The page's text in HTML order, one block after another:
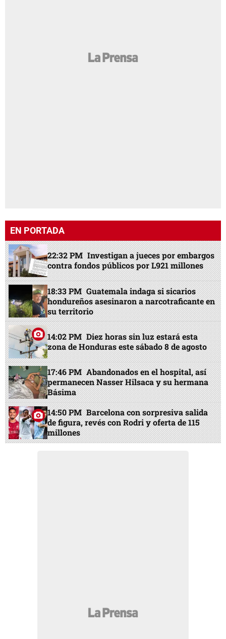
EN PORTADA
22:32 PM Investigan a jueces por embargos
contra fondos públicos por L921 millones
18:33 PM Guatemala indaga si sicarios
hondureños asesinaron a narcotraficante en
su territorio
14:02 PM Diez horas sin luz estará esta
zona de Honduras este sábado 8 de agosto
17:46 PM Abandonados en el hospital, así
permanecen Nasser Hilsaca y su hermana
Básima
14:50 PM Barcelona con sorpresiva salida
de figura, revés con Rodri y oferta de 115
millones